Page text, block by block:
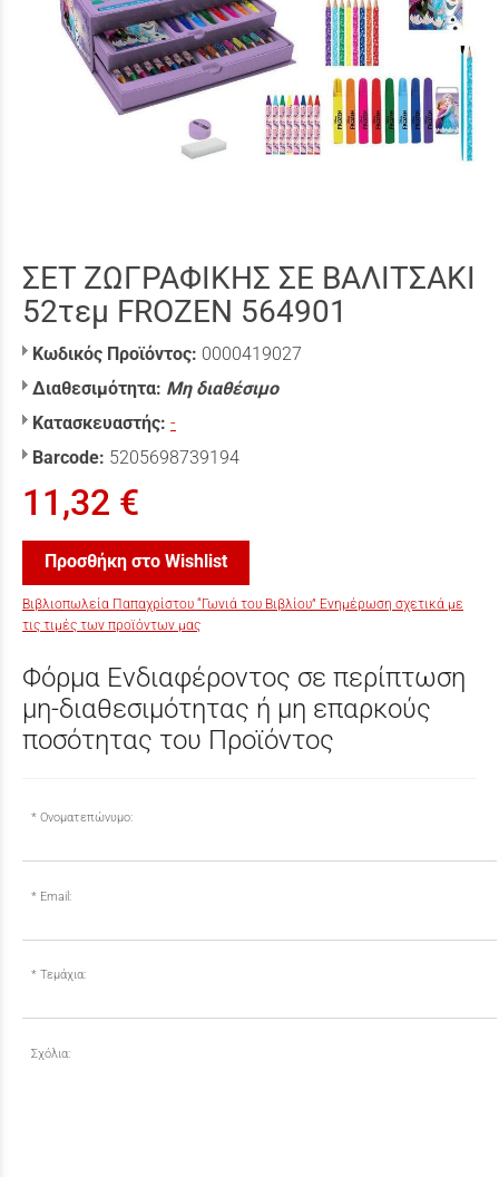
ΣΕΤ ΖΩΓΡΑΦΙΚΗΣ ΣΕ ΒΑΛΙΤΣΑΚΙ
52τεμ FROZEN 564901
Κωδικός Προϊόντος: 0000419027
Διαθεσιμότητα: Μη διαθέσιμο
Κατασκευαστής: -
Barcode: 5205698739194
11,32 €
Προσθήκη στο Wishlist
Βιβλιοπωλεία Παπαχρίστου “Γωνιά του Βιβλίου” Ενημέρωση σχετικά με
τις τιμές των προϊόντων μας
Φόρμα Ενδιαφέροντος σε περίπτωση
μη-διαθεσιμότητας ή μη επαρκούς
ποσότητας του Προϊόντος
Ονοματεπώνυμο:
Email:
Τεμάχια:
Σχόλια: